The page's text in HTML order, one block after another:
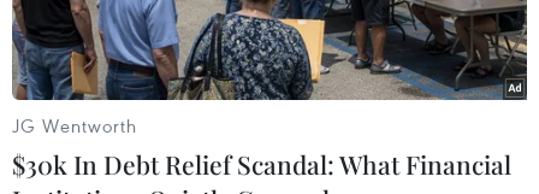
JG Wentworth
$30k In Debt Relief Scandal: What Financial